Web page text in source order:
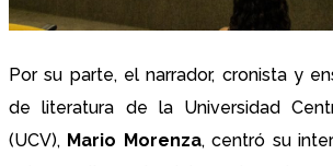
Por su parte, el narrador, cronista y
de literatura de la Universidad
(UCV), Mario Morenza, centró su